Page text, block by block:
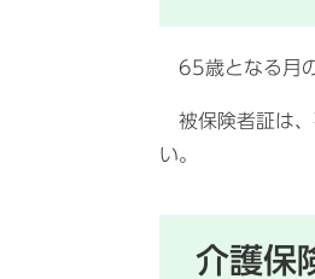
65歳となる月の
被保険者証は、
い。
介護保